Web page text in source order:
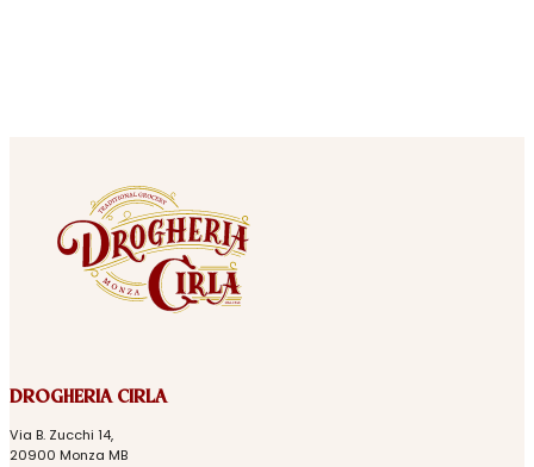
DROGHERIA CIRLA
Via B. Zucchi 14,
20900 Monza MB